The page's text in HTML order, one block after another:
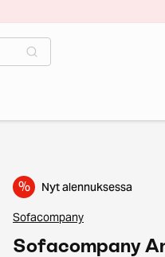
% Nyt alennuksessa
Sofacompany
Sofacompany